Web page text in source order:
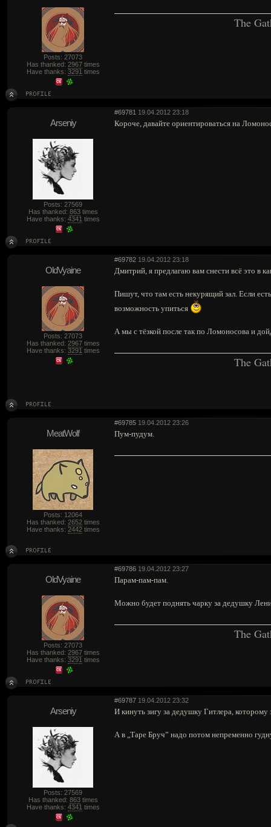
Posts: 27073
Has thanked: 2967times
Have thanks: 3291 times
The
#69781 19.04.2012 23:18
Arseniy
Posts: 27569
Has thanked: 863times
Have thanks: 4341 times
Короче, давайте ориентироваться на
#69782 19.04.2012 23:18
OldVyaine
Posts: 27073
Has thanked: 2967times
Have thanks: 3291 times
Дмитрий, я предлагаю вам снести всё это в
Пишут, что там есть некурящий зал. Если
возможность упиться
А мы с тёзкой после так по Ломоносова и
The
#69785 19.04.2012 23:26
MeatWolf
Posts: 12064
Has thanked: 2652times
Have thanks: 2442times
Пум-пудум.
#69786 19.04.2012 23:27
OldVyaine
Posts: 27073
Has thanked: 2967times
Have thanks: 3291 times
Парам-пам-пам.
Можно будет поднять чарку за дедушку
The
#69787 19.04.2012 23:32
Arseniy
Posts: 27569
Has thanked: 863times
Have thanks: 4341 times
И кинуть зигу за дедушку Гитлера, которому
А в „Таре Бруч” надо потом непременно